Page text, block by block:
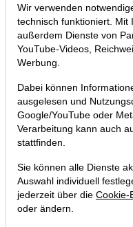
Home Blog
Chartanalyse
Elektroauto-
durch!
23.09.2017 um 09:08 Uhr |
Wir verwenden
technisch funktioniert. Mit
außerdem Dienste von
YouTube-Videos,
Werbung.
Dabei können
ausgelesen und
Google/YouTube oder
Verarbeitung kann auch
stattfinden.
Sie können alle Dienste
Auswahl individuell
jederzeit über die Cookie-
oder ändern.